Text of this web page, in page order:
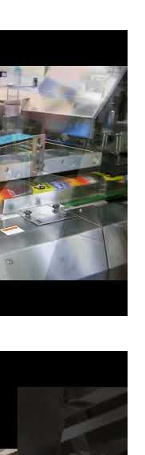
グパティ包装機
ゅう・まんじゅう・ま
う一括包装機（トレー
ライニングなし）